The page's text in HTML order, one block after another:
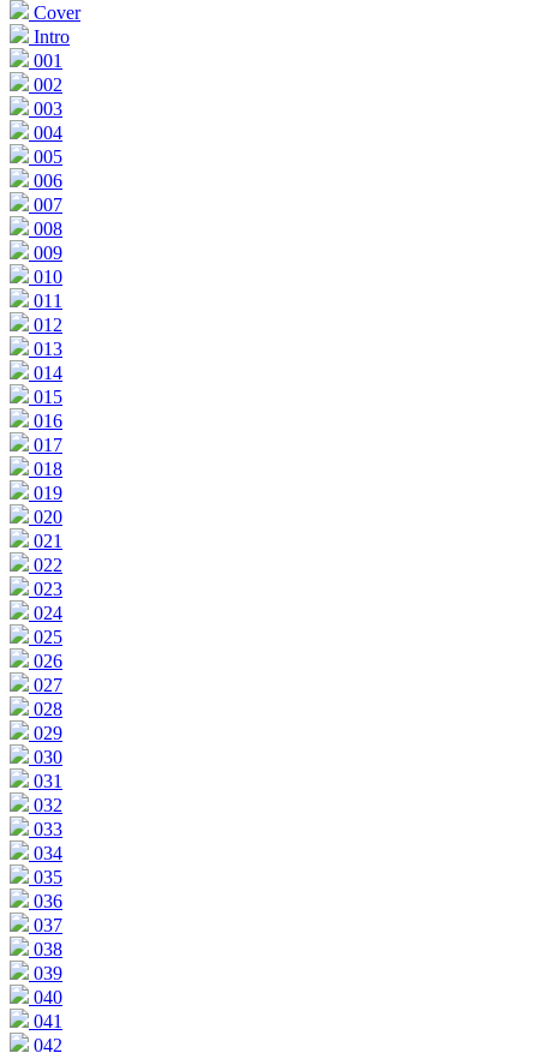
Cover
Intro
001
002
003
004
005
006
007
008
009
010
011
012
013
014
015
016
017
018
019
020
021
022
023
024
025
026
027
028
029
030
031
032
033
034
035
036
037
038
039
040
041
042